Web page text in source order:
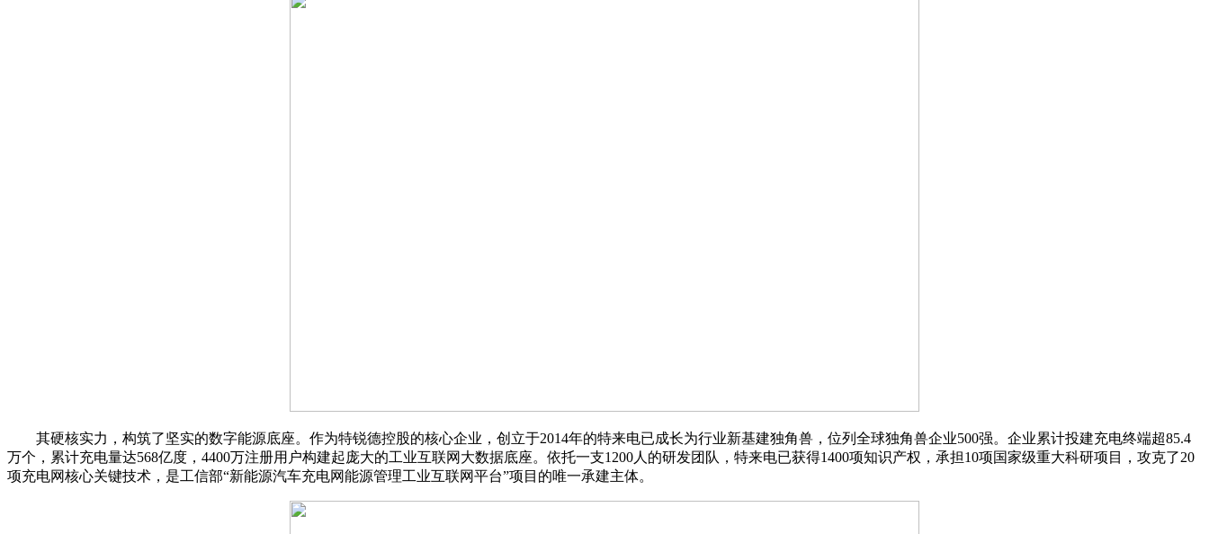
其硬核实力，构筑了坚实的数字能源底座。作为特锐德控股的核心企业，创立于2014年的特来电已成长为行业新基建独角兽，位列全球独角兽企业500强。企业累计投建充电终端超85.4
万个，累计充电量达568亿度，4400万注册用户构建起庞大的工业互联网大数据底座。依托一支1200人的研发团队，特来电已获得1400项知识产权，承担10项国家级重大科研项目，攻克了20
项充电网核心关键技术，是工信部“新能源汽车充电网能源管理工业互联网平台”项目的唯一承建主体。